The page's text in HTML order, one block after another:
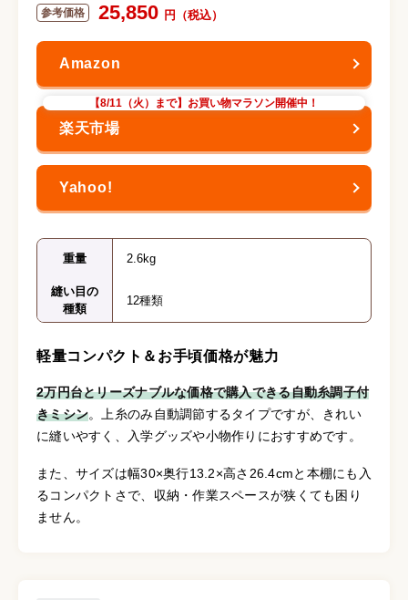
25,850
【8/11（火）まで】お買い物マラソン開催中！
重量 2.6kg
縫い目の
種類
12種類
軽量コンパクト＆お手頃価格が魅力
2万円台とリーズナブルな価格で購入できる自動糸調子付
きミシン。上糸のみ自動調節するタイプですが、きれい
に縫いやすく、入学グッズや小物作りにおすすめです。
また、サイズは幅30×奥行13.2×高さ26.4cmと本棚にも入
るコンパクトさで、収納・作業スペースが狭くても困り
ません。